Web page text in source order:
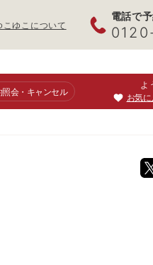
こゆこについて
電話で
照会・キャンセル
よ
お気に